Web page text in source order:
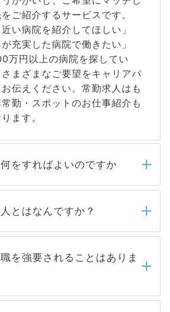
ご紹介するサービスです。
近い病院を紹介してほしい」
が充実した病院で働きたい」
万円以上の病院を探してい
まざまなご要望をキャリアパ
伝えください。常勤求人はも
勤・スポットのお仕事紹介も
ます。
をすればよいのですか
きましたら、弊社担当者がご
確認し、その後メールもしくは
5営業日以内にはご連絡をせて
すので、しばらくお待ちくださ
とはなんですか？
で取り扱っている求人の
、Webサイトからご覧いただ
公開求人」です。非公開求人は
によって、一般には公開してい
を強要されることはありま
強要することは一切ありませ